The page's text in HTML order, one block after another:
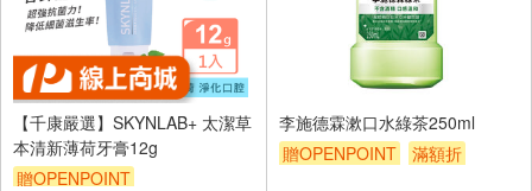
【千康嚴選】SKYNLAB+ 太潔草
本清新薄荷牙膏12g
贈OPENPOINT
李施德霖漱口水綠茶250ml
贈OPENPOINT
滿額折